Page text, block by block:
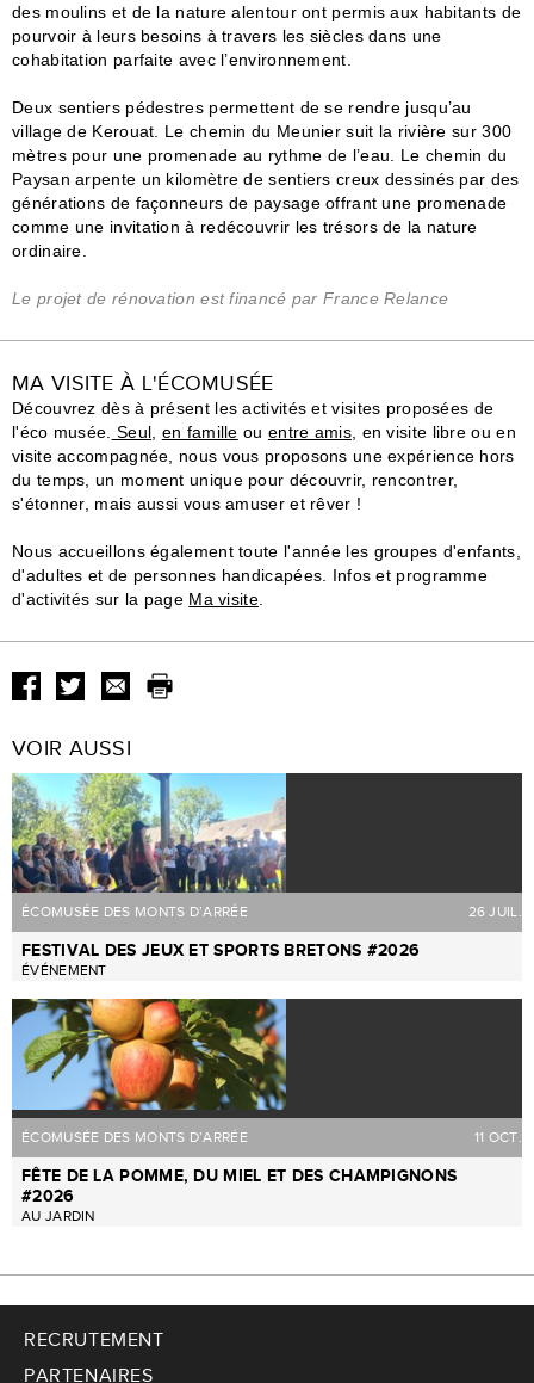
des moulins et de la nature alentour ont permis aux habitants de
pourvoir à leurs besoins à travers les siècles dans une
cohabitation parfaite avec l’environnement.
Deux sentiers pédestres permettent de se rendre jusqu’au
village de Kerouat. Le chemin du Meunier suit la rivière sur 300
mètres pour une promenade au rythme de l’eau. Le chemin du
Paysan arpente un kilomètre de sentiers creux dessinés par des
générations de façonneurs de paysage offrant une promenade
comme une invitation à redécouvrir les trésors de la nature
ordinaire.
Le projet de rénovation est financé par France Relance
MA VISITE À L'ÉCOMUSÉE
Découvrez dès à présent les activités et visites proposées de
l'éco musée. Seul, en famille ou entre amis, en visite libre ou en
visite accompagnée, nous vous proposons une expérience hors
du temps, un moment unique pour découvrir, rencontrer,
s'étonner, mais aussi vous amuser et rêver !
Nous accueillons également toute l'année les groupes d'enfants,
d'adultes et de personnes handicapées. Infos et programme
d'activités sur la page Ma visite.
VOIR AUSSI
ÉCOMUSÉE DES MONTS D’ARRÉE 26 JUIL.
FESTIVAL DES JEUX ET SPORTS BRETONS #2026
ÉVÉNEMENT
ÉCOMUSÉE DES MONTS D’ARRÉE 11 OCT.
FÊTE DE LA POMME, DU MIEL ET DES CHAMPIGNONS
#2026
AU JARDIN
RECRUTEMENT
PARTENAIRES